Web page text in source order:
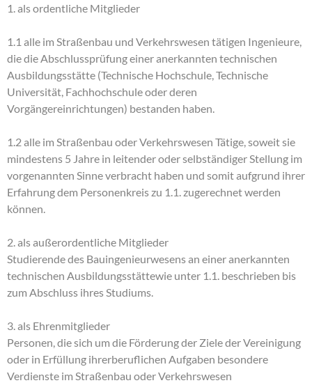
1. als ordentliche Mitglieder
1.1 alle im Straßenbau und Verkehrswesen tätigen Ingenieure,
die die Abschlussprüfung einer anerkannten technischen
Ausbildungsstätte (Technische Hochschule, Technische
Universität, Fachhochschule oder deren
Vorgängereinrichtungen) bestanden haben.
1.2 alle im Straßenbau oder Verkehrswesen Tätige, soweit sie
mindestens 5 Jahre in leitender oder selbständiger Stellung im
vorgenannten Sinne verbracht haben und somit aufgrund ihrer
Erfahrung dem Personenkreis zu 1.1. zugerechnet werden
können.
2. als außerordentliche Mitglieder
Studierende des Bauingenieurwesens an einer anerkannten
technischen Ausbildungsstättewie unter 1.1. beschrieben bis
zum Abschluss ihres Studiums.
3. als Ehrenmitglieder
Personen, die sich um die Förderung der Ziele der Vereinigung
oder in Erfüllung ihrerberuflichen Aufgaben besondere
Verdienste im Straßenbau oder Verkehrswesen